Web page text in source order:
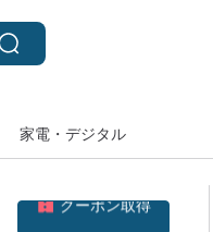
家電・デジタル
フォローする